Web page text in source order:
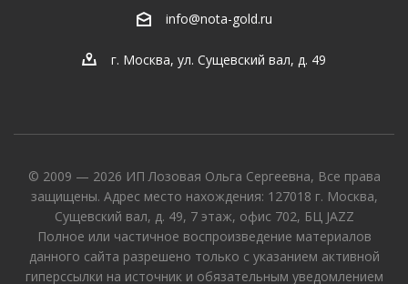
info@nota-gold.ru
г. Москва, ул. Сущевский вал, д. 49
© 2009 — 2026 ИП Лозовая Ольга Сергеевна, Все права
защищены. Адрес место нахождения: 127018 г. Москва,
Сущевский вал, д. 49, 7 этаж, офис 702, БЦ JAZZ
Полное или частичное воспроизведение материалов
данного сайта разрешено только с указанием активной
гиперссылки на источник и обязательным уведомлением